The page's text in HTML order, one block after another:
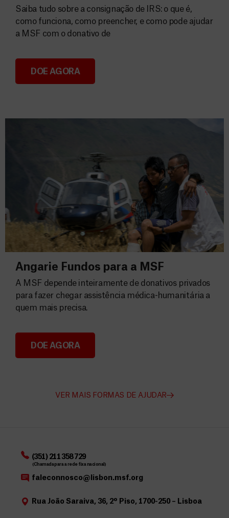
Consignação do IRS 2026
Saiba tudo sobre a consignação de IRS: o que é,
como funciona, como preencher, e como pode ajudar
a MSF com o donativo de
DOE AGORA
Angarie Fundos para a MSF
Angarie Fundos para a MSF
A MSF depende inteiramente de donativos privados
para fazer chegar assistência médica-humanitária a
quem mais precisa.
DOE AGORA
VER MAIS FORMAS DE AJUDAR
(351) 211 358 729
(Chamada para a rede fixa nacional)
faleconnosco@lisbon.msf.org
Rua João Saraiva, 36, 2º Piso, 1700-250 – Lisboa